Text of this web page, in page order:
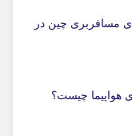
مسافربری چین در
هواپیما چیست؟